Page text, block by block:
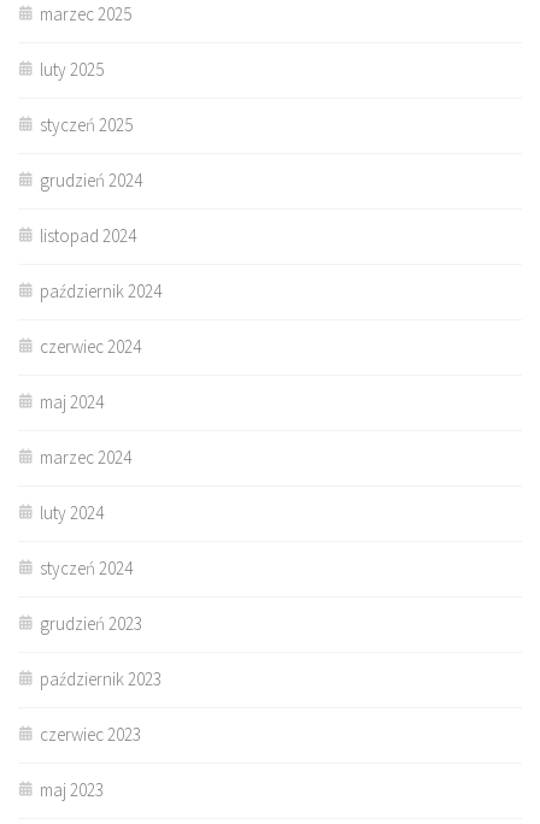
marzec 2025
luty 2025
styczeń 2025
grudzień 2024
listopad 2024
październik 2024
czerwiec 2024
maj 2024
marzec 2024
luty 2024
styczeń 2024
grudzień 2023
październik 2023
czerwiec 2023
maj 2023